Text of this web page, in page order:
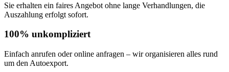
Sie erhalten ein faires Angebot ohne lange Verhandlungen, die
Auszahlung erfolgt sofort.
100% unkompliziert
Einfach anrufen oder online anfragen – wir organisieren alles rund
um den Autoexport.